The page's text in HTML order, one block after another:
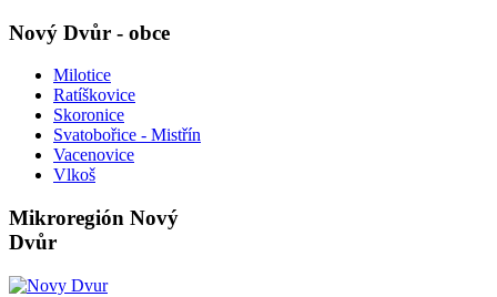
Nový Dvůr - obce
Milotice
Ratíškovice
Skoronice
Svatobořice - Mistřín
Vacenovice
Vlkoš
Mikroregión Nový
Dvůr